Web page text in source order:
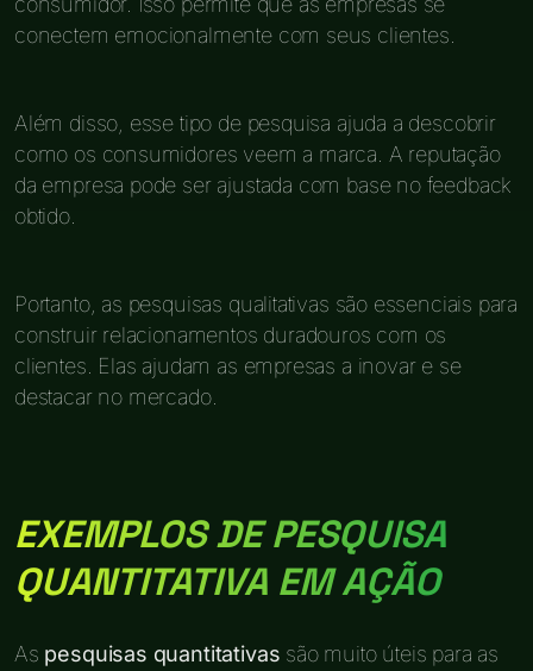
conectem emocionalmente com seus clientes.
Além disso, esse tipo de pesquisa ajuda a descobrir
como os consumidores veem a marca. A reputação
da empresa pode ser ajustada com base no feedback
obtido.
Portanto, as pesquisas qualitativas são essenciais para
construir relacionamentos duradouros com os
clientes. Elas ajudam as empresas a inovar e se
destacar no mercado.
EXEMPLOS DE PESQUISA
QUANTITATIVA EM AÇÃO
As pesquisas quantitativas são muito úteis para as